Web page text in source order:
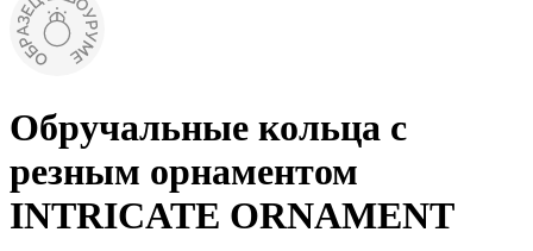
Обручальные кольца с
резным орнаментом
INTRICATE ORNAMENT